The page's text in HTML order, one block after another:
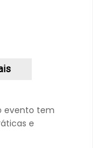
evento tem
e